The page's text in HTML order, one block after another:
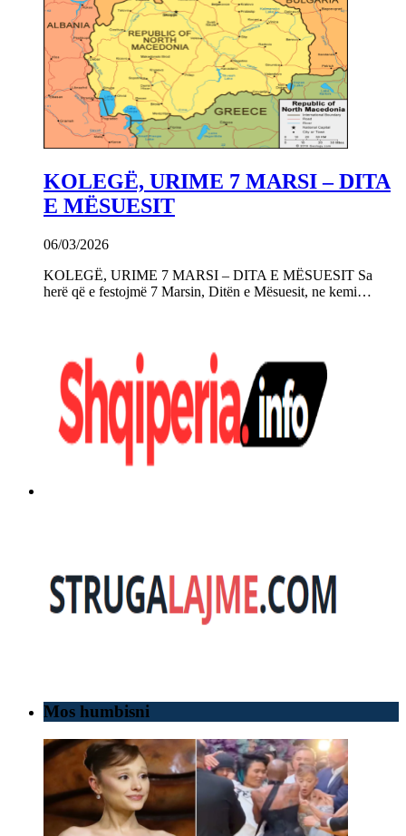
KOLEGË, URIME 7 MARSI – DITA
E MËSUESIT
06/03/2026
KOLEGË, URIME 7 MARSI – DITA E MËSUESIT Sa
herë që e festojmë 7 Marsin, Ditën e Mësuesit, ne kemi…
Mos humbisni